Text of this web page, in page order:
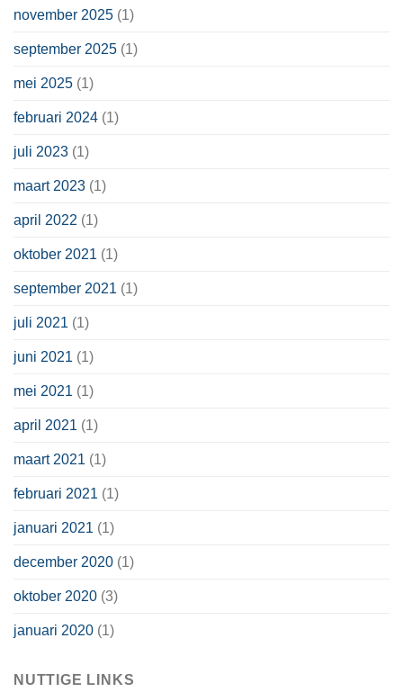
november 2025 (1)
september 2025 (1)
mei 2025 (1)
februari 2024 (1)
juli 2023 (1)
maart 2023 (1)
april 2022 (1)
oktober 2021 (1)
september 2021 (1)
juli 2021 (1)
juni 2021 (1)
mei 2021 (1)
april 2021 (1)
maart 2021 (1)
februari 2021 (1)
januari 2021 (1)
december 2020 (1)
oktober 2020 (3)
januari 2020 (1)
NUTTIGE LINKS